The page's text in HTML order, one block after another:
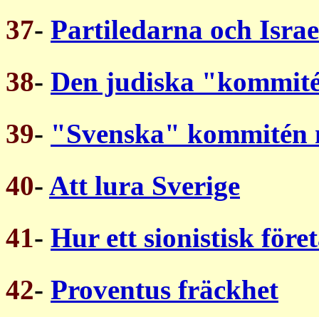
37- Partiledarna och
38- Den judiska
39- "Svenska" kommitén
40- Att lura Sverige
41- Hur ett sionistisk
42- Proventus fräckhet